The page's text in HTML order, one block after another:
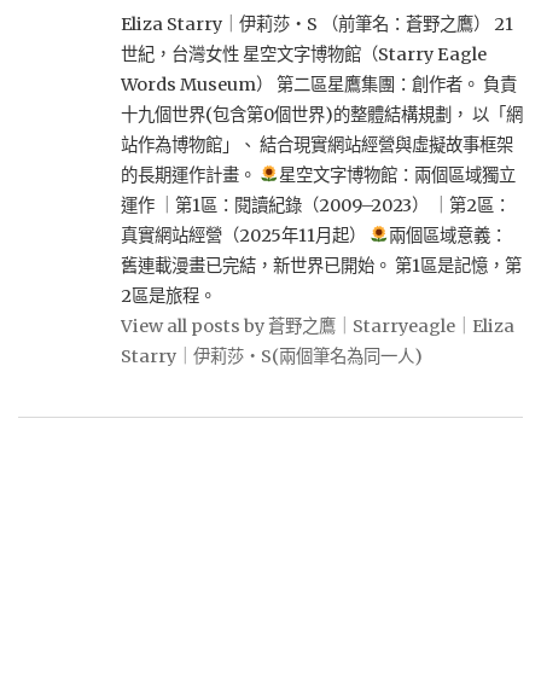
Eliza Starry｜伊莉莎・S （前筆名：蒼野之鷹） 21
世紀，台灣女性 星空文字博物館（Starry Eagle
Words Museum） 第二區星鷹集團：創作者。 負責
十九個世界(包含第0個世界)的整體結構規劃， 以「網
站作為博物館」、 結合現實網站經營與虛擬故事框架
的長期運作計畫。
星空文字博物館：兩個區域獨立
運作 ｜第1區：閱讀紀錄（2009–2023） ｜第2區：
真實網站經營（2025年11月起）
兩個區域意義：
舊連載漫畫已完結，新世界已開始。 第1區是記憶，第
2區是旅程。
View all posts by 蒼野之鷹｜Starryeagle｜Eliza
Starry｜伊莉莎・S(兩個筆名為同一人)